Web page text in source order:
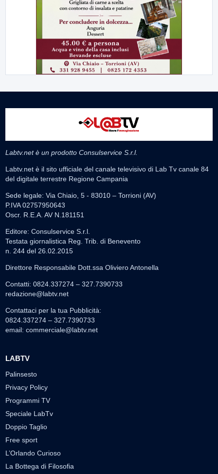
Labtv.net è un prodotto Consulservice S.r.l.
Labtv.net è il sito ufficiale del canale televisivo di Lab Tv canale 84
del digitale terrestre Regione Campania
Sede legale: Via Chiaio, 5 - 83010 – Torrioni (AV)
P.IVA 02757950643
Oscr. R.E.A. AV N.181151
Editore: Consulservice S.r.l.
Testata giornalistica Reg. Trib. di Benevento
n. 244 del 26.02.2015
Direttore Responsabile Dott.ssa Oliviero Antonella
Contatti: 0824.337274 – 327.7390733
redazione@labtv.net
Contattaci per la tua Pubblicità:
0824.337274 – 327.7390733
email: commerciale@labtv.net
LABTV
Palinsesto
Privacy Policy
Programmi TV
Speciale LabTv
Doppio Taglio
Free sport
L’Orlando Curioso
La Bottega di Filosofia